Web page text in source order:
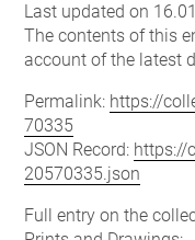
Last updated on
The contents of this
account of the latest
Permalink: https://
70335
JSON Record: https://
20570335.json
Full entry on the